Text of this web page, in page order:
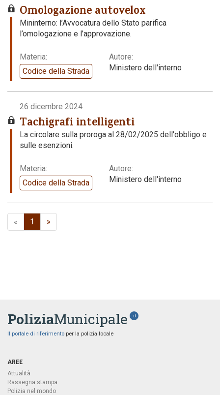
Omologazione autovelox
Mininterno: l’Avvocatura dello Stato parifica
l’omologazione e l’approvazione.
Materia:
Codice della Strada
Autore:
Ministero dell'interno
26 dicembre 2024
Tachigrafi intelligenti
La circolare sulla proroga al 28/02/2025 dell'obbligo e
sulle esenzioni.
Materia:
Codice della Strada
Autore:
Ministero dell'interno
« 1 »
PoliziaMunicipale .it
Il portale di riferimento per la polizia locale
AREE
Attualità
Rassegna stampa
Polizia nel mondo